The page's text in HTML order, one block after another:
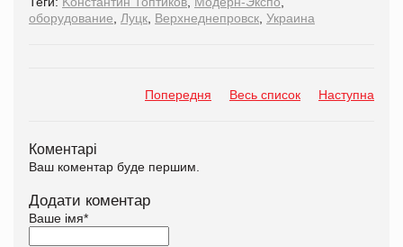
оборудование
Луцк Верхнеднепровск Украина
Попередня Весь список Наступна
Коментарі
Ваш коментар буде першим.
Додати коментар
Ваше імя*